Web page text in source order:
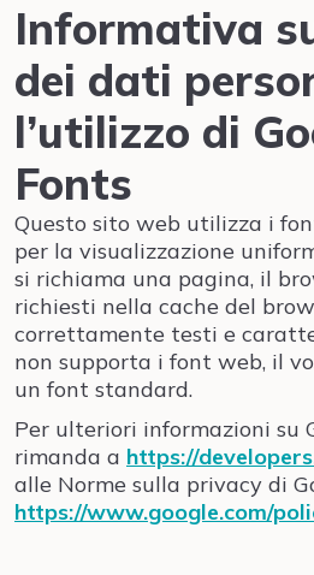
Informativa
dei dati
l’utilizzo di
Fonts
Questo sito web utilizza i
per la visualizzazione
si richiama una pagina, il
richiesti nella cache del
correttamente testi e
non supporta i font web, il
un font standard.
Per ulteriori informazioni su
rimanda a https://
alle Norme sulla privacy di
https://www.google.com/